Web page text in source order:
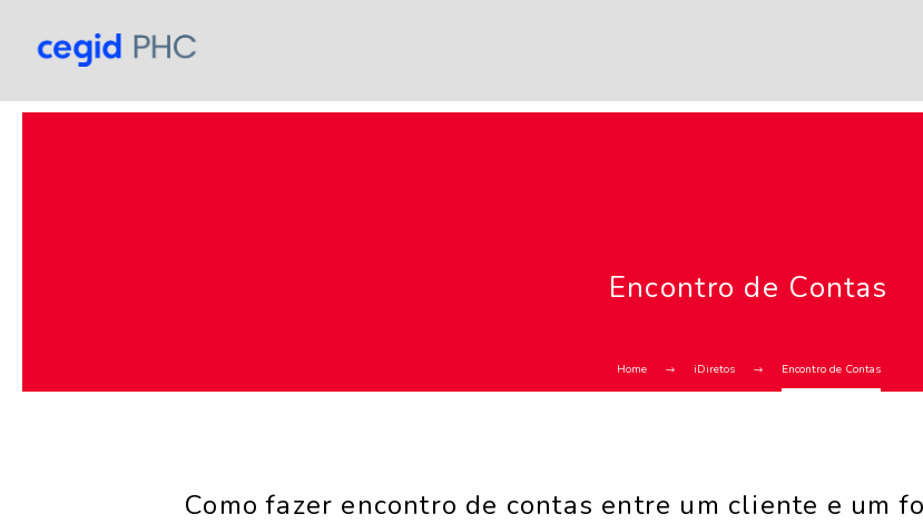
Encontro de Contas
Home iDiretos Encontro de Contas
Como fazer encontro de contas entre um cliente e um